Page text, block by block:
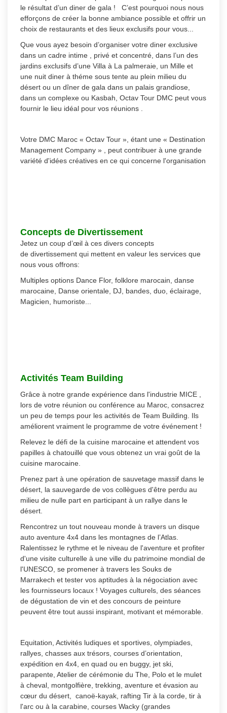
le résultat d’un diner de gala ! C’est pourquoi nous nous
efforçons de créer la bonne ambiance possible et offrir un
choix de restaurants et des lieux exclusifs pour vous...
Que vous ayez besoin d’organiser votre diner exclusive
dans un cadre intime , privé et concentré, dans l’un des
jardins exclusifs d’une Villa à La palmeraie, un Mille et
une nuit diner à théme sous tente au plein milieu du
désert ou un dîner de gala dans un palais grandiose,
dans un complexe ou Kasbah, Octav Tour DMC peut vous
fournir le lieu idéal pour vos réunions .
Votre DMC Maroc « Octav Tour », étant une « Destination
Management Company » , peut contribuer à une grande
variété d'idées créatives en ce qui concerne l'organisation
Concepts de Divertissement
Jetez un coup d’œil à ces divers concepts
de divertissement qui mettent en valeur les services que
nous vous offrons:
Multiples options Dance Flor, folklore marocain, danse
marocaine, Danse orientale, DJ, bandes, duo, éclairage,
Magicien, humoriste...
Activités Team Building
Grâce à notre grande expérience dans l'industrie MICE ,
lors de votre réunion ou conférence au Maroc, consacrez
un peu de temps pour les activités de Team Building. Ils
améliorent vraiment le programme de votre événement !
Relevez le défi de la cuisine marocaine et attendent vos
papilles à chatouillé que vous obtenez un vrai goût de la
cuisine marocaine.
Prenez part à une opération de sauvetage massif dans le
désert, la sauvegarde de vos collègues d'être perdu au
milieu de nulle part en participant à un rallye dans le
désert.
Rencontrez un tout nouveau monde à travers un disque
auto aventure 4x4 dans les montagnes de l’Atlas.
Ralentissez le rythme et le niveau de l'aventure et profiter
d'une visite culturelle à une ville du patrimoine mondial de
l'UNESCO, se promener à travers les Souks de
Marrakech et tester vos aptitudes à la négociation avec
les fournisseurs locaux ! Voyages culturels, des séances
de dégustation de vin et des concours de peinture
peuvent être tout aussi inspirant, motivant et mémorable.
Equitation, Activités ludiques et sportives, olympiades,
rallyes, chasses aux trésors, courses d’orientation,
expédition en 4x4, en quad ou en buggy, jet ski,
parapente, Atelier de cérémonie du The, Polo et le mulet
à cheval, montgolfière, trekking, aventure et évasion au
cœur du désert, canoë-kayak, rafting Tir à la corde, tir à
l'arc ou à la carabine, courses Wacky (grandes